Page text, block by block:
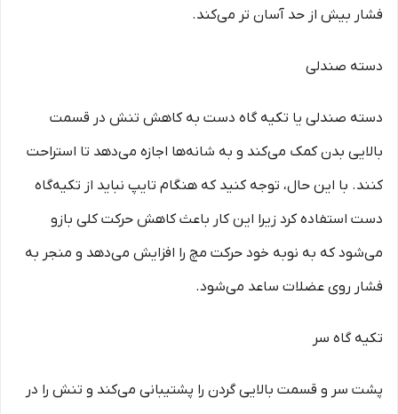
فشار بیش از حد آسان تر می‌کند.
دسته صندلی
دسته صندلی یا تکیه گاه دست به کاهش تنش در قسمت
بالایی بدن کمک می‌کند و به شانه‌ها اجازه می‌دهد تا استراحت
کنند. با این حال، توجه کنید که هنگام تایپ نباید از تکیه‌گاه
دست استفاده کرد زیرا این کار باعث کاهش حرکت کلی بازو
می‌شود که به نوبه خود حرکت مچ را افزایش می‌دهد و منجر به
فشار روی عضلات ساعد می‌شود.
تکیه گاه سر
پشت سر و قسمت بالایی گردن را پشتیبانی می‌کند و تنش را در